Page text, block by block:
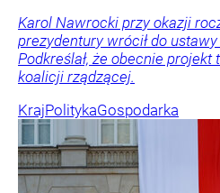
Karol Nawrocki przy okazji
prezydentury wrócił do ustawy
Podkreślał, że obecnie projekt
koalicji rządzącej.
KrajPolitykaGospodarka